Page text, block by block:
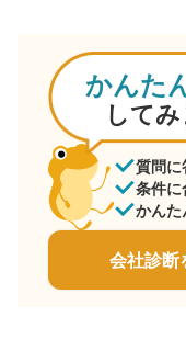
かんた
して
質問に
条件に
かんた
会社診断